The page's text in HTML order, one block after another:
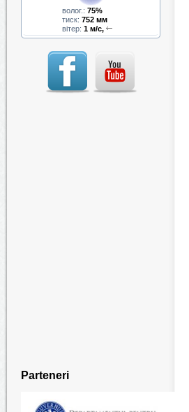
волог.: 75%
тиск: 752 мм
вітер: 1 м/с,
Parteneri